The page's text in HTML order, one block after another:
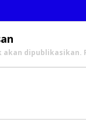
akan dipublikasikan.